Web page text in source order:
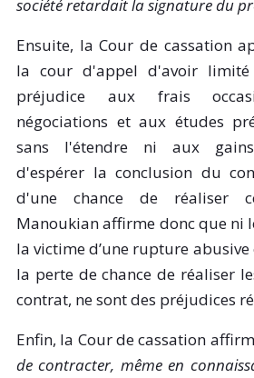
société retardait la signature du
Ensuite, la Cour de cassation
la cour d'appel d'avoir
préjudice aux frais
négociations et aux études
sans l'étendre ni aux
d'espérer la conclusion du
d'une chance de réaliser
Manoukian affirme donc que ni
la victime d’une rupture
la perte de chance de réaliser
contrat, ne sont des préjudices
Enfin, la Cour de cassation
de contracter, même en